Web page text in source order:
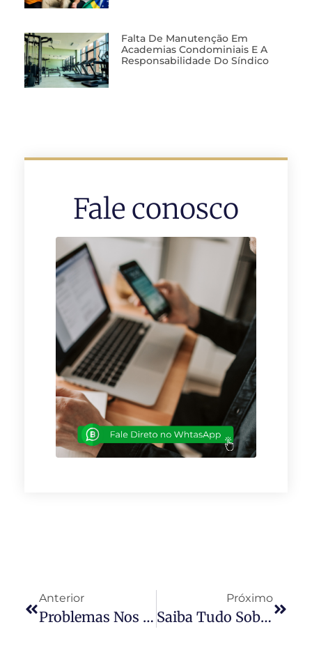
Falta De Manutenção Em
Academias Condominiais E A
Responsabilidade Do Síndico
Fale conosco
Anterior
Problemas Nos Condomínios: Dúvidas!
Próximo
Saiba Tudo Sobre O Contrato De Aluguel